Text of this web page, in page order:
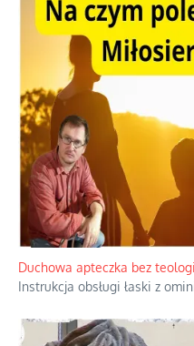
Duchowa apteczka bez
Instrukcja obsługi łaski z